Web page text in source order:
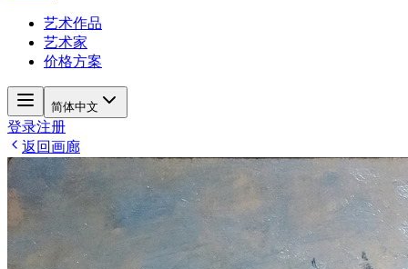
艺术作品
艺术家
价格方案
简体中文
登录注册
返回画廊